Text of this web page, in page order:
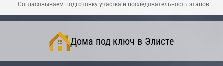
Согласовываем подготовку участка и последовательность этапов.
Дома под ключ в Элисте